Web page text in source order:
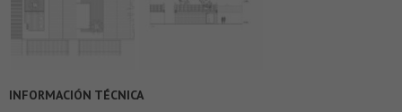
INFORMACIÓN TÉCNICA